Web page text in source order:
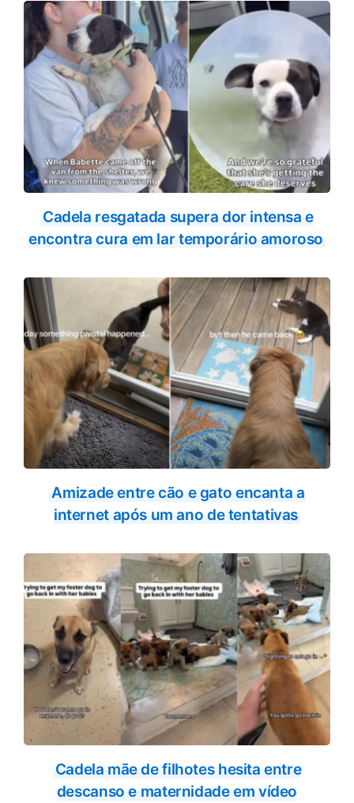
p
Cadela resgatada supera dor intensa e
encontra cura em lar temporário amoroso
Amizade entre cão e gato encanta a
internet após um ano de tentativas
Cadela mãe de filhotes hesita entre
descanso e maternidade em vídeo